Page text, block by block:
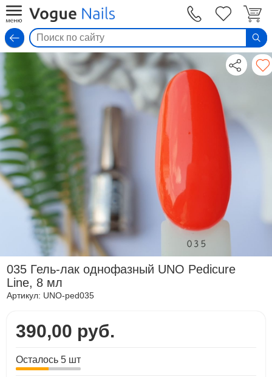
035 Гель-лак однофазный UNO Pedicure
Line, 8 мл
Артикул: UNO-ped035
390,00 руб.
Осталось 5 шт